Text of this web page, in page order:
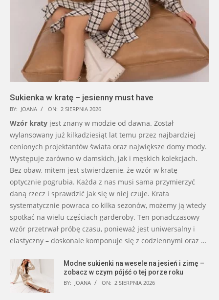
Sukienka w kratę – jesienny must have
BY: JOANA ON: 2 SIERPNIA 2026
Wzór kraty jest znany w modzie od dawna. Został
wylansowany już kilkadziesiąt lat temu przez najbardziej
cenionych projektantów świata oraz największe domy mody.
Występuje zarówno w damskich, jak i męskich kolekcjach.
Bez obaw, mitem jest stwierdzenie, że wzór w kratę
optycznie pogrubia. Każda z nas musi sama przymierzyć
daną rzecz i sprawdzić jak się w niej czuje. Krata
systematycznie powraca co kilka sezonów, możemy ją wtedy
spotkać na wielu częściach garderoby. Ten ponadczasowy
wzór przetrwał próbę czasu, ponieważ jest uniwersalny i
elastyczny – doskonale komponuje się z codziennymi oraz …
Modne sukienki na wesele na jesień i zimę –
zobacz w czym pójść o tej porze roku
BY: JOANA ON: 2 SIERPNIA 2026